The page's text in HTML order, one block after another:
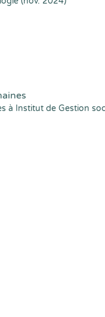
à Institut de Gestion